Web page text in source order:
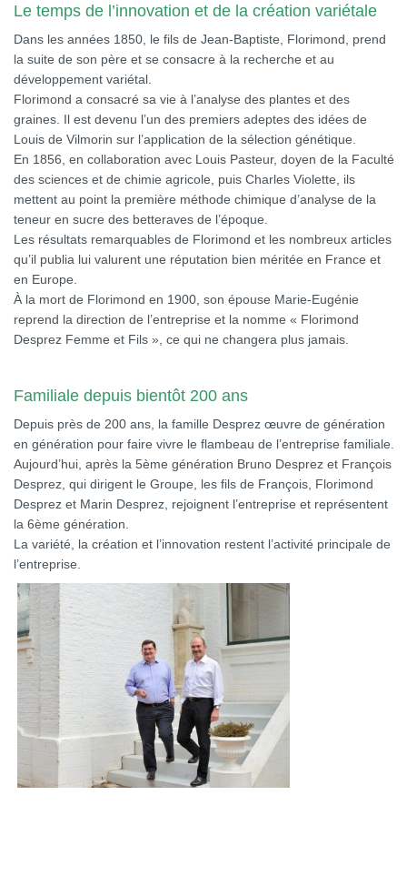
Le temps de l’innovation et de la création variétale
Dans les années 1850, le fils de Jean-Baptiste, Florimond, prend
la suite de son père et se consacre à la recherche et au
développement variétal.
Florimond a consacré sa vie à l’analyse des plantes et des
graines. Il est devenu l’un des premiers adeptes des idées de
Louis de Vilmorin sur l’application de la sélection génétique.
En 1856, en collaboration avec Louis Pasteur, doyen de la Faculté
des sciences et de chimie agricole, puis Charles Violette, ils
mettent au point la première méthode chimique d’analyse de la
teneur en sucre des betteraves de l’époque.
Les résultats remarquables de Florimond et les nombreux articles
qu’il publia lui valurent une réputation bien méritée en France et
en Europe.
À la mort de Florimond en 1900, son épouse Marie-Eugénie
reprend la direction de l’entreprise et la nomme « Florimond
Desprez Femme et Fils », ce qui ne changera plus jamais.
Familiale depuis bientôt 200 ans
Depuis près de 200 ans, la famille Desprez œuvre de génération
en génération pour faire vivre le flambeau de l’entreprise familiale.
Aujourd’hui, après la 5ème génération Bruno Desprez et François
Desprez, qui dirigent le Groupe, les fils de François, Florimond
Desprez et Marin Desprez, rejoignent l’entreprise et représentent
la 6ème génération.
La variété, la création et l’innovation restent l’activité principale de
l’entreprise.